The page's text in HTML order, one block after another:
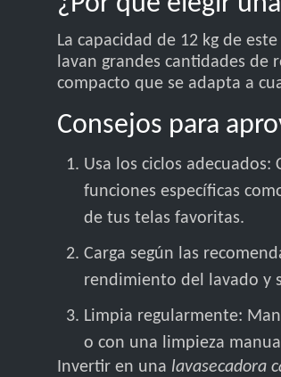
La capacidad de 12 kg de
lavan grandes cantidades de
compacto que se adapta a
Consejos para
Usa los ciclos
funciones específicas
de tus telas favoritas.
Carga según las
rendimiento del lavado y
Limpia regularmente:
o con una limpieza
Invertir en una lavasecadora